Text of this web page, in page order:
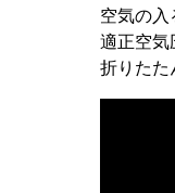
空気の入
適正空気
折りたた